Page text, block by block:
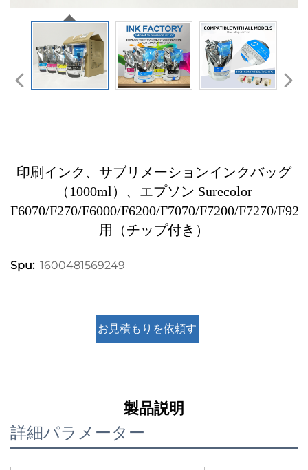
印刷インク、サブリメーションインクバッグ
（1000ml）、エプソン Surecolor
F6070/F270/F6000/F6200/F7070/F7200/F7270/
用（チップ付き）
Spu: 1600481569249
お見積もりを依頼す
製品説明
詳細パラメーター